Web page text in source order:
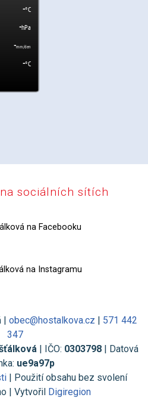
sociálních sítích
na Facebooku
na Instagramu
| obec@hostalkova.cz | 571 442
347
| IČO: 0303798| Datová
ue9a97p
| Použití obsahu bez svolení
| Vytvořil Digiregion